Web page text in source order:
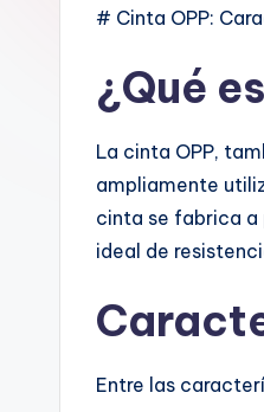
# Cinta OPP:
¿Qué
La cinta OPP,
ampliamente
cinta se fabrica
ideal de
Entre las